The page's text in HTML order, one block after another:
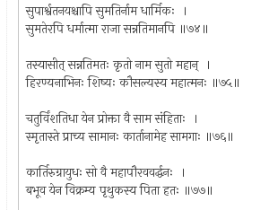
सुपार्श्वतनयश्चापि सुमतिर्नाम धार्मिकः ।
सुमतेरपि धर्मात्मा राजा सन्नतिमानपि ॥७४॥
तस्यासीत् सन्नतिमतः कृतो नाम सुतो महान् ।
हिरण्यनाभिनः शिष्यः कौसल्यस्य महात्मनः ॥७५॥
चतुर्विंशतिधा येन प्रोक्ता वै साम संहिताः ।
स्मृतास्ते प्राच्य सामानः कार्तानामेह सामगाः ॥७६॥
कार्तिरुग्रायुधः सो वै महापौरववर्द्धनः ।
बभूव येन विक्रम्य पृथुकस्य पिता हतः ॥७७॥